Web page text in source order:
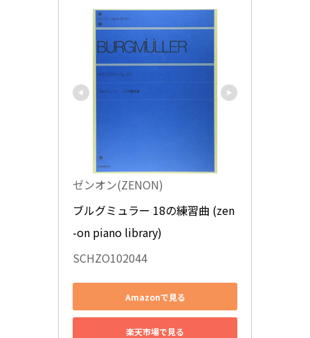
ゼンオン(ZENON)
ブルグミュラー 18の練習曲 (zen
-on piano library)
SCHZO102044
Amazonで見る
楽天市場で見る